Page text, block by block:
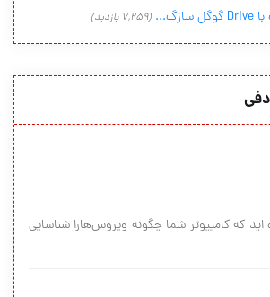
(7,259 بازدید)
اید که کامپیوتر شما چگونه ویروس‌ها‌را شناسایی